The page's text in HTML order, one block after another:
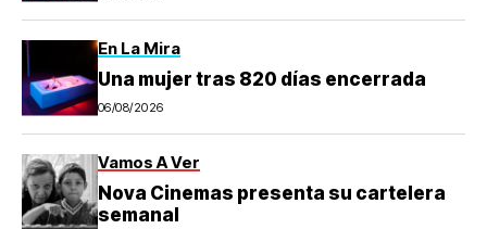
En La Mira
Una mujer tras 820 días encerrada
06/08/2026
Vamos A Ver
Nova Cinemas presenta su cartelera
semanal